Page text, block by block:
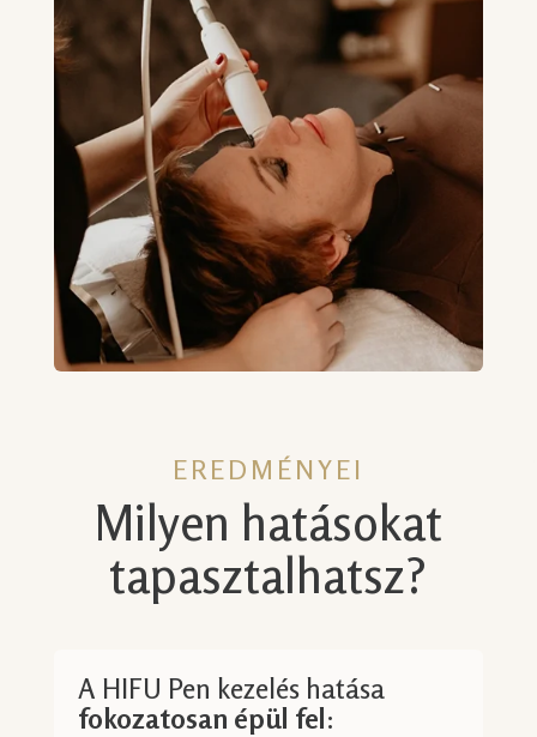
EREDMÉNYEI
Milyen hatásokat
tapasztalhatsz?
A HIFU Pen kezelés hatása
fokozatosan épül fel :